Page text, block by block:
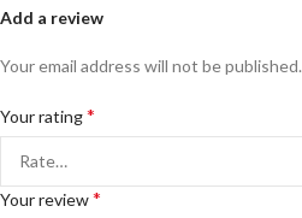
Add a review
Your email address will not be published.
Your rating*
Your review*